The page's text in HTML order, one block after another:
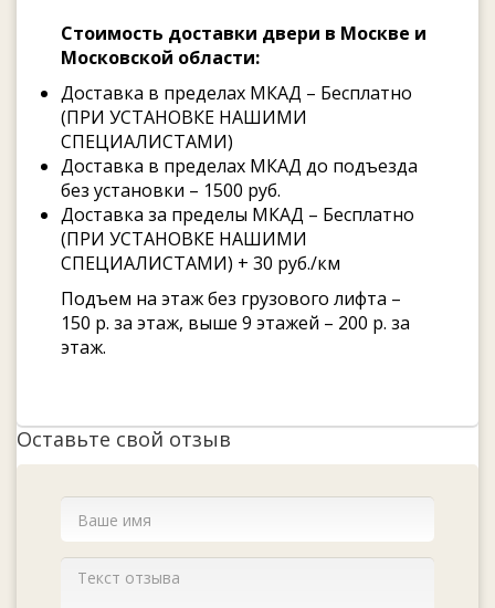
Стоимость доставки двери в Москве и
Московской области:
Доставка в пределах МКАД – Бесплатно
(ПРИ УСТАНОВКЕ НАШИМИ
СПЕЦИАЛИСТАМИ)
Доставка в пределах МКАД до подъезда
без установки – 1500 руб.
Доставка за пределы МКАД – Бесплатно
(ПРИ УСТАНОВКЕ НАШИМИ
СПЕЦИАЛИСТАМИ) + 30 руб./км
Подъем на этаж без грузового лифта –
150 р. за этаж, выше 9 этажей – 200 р. за
этаж.
Оставьте свой отзыв